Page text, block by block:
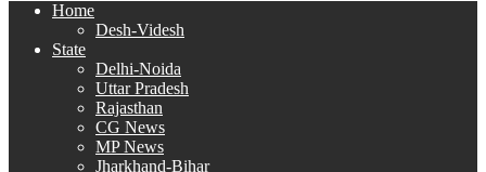
Home
Desh-Videsh
State
Delhi-Noida
Uttar Pradesh
Rajasthan
CG News
MP News
Jharkhand-Bihar